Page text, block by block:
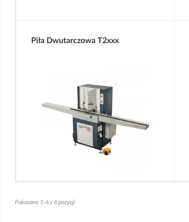
Piła Dwutarczowa T2xxx
Pokazano 1-6 z 6 pozycji